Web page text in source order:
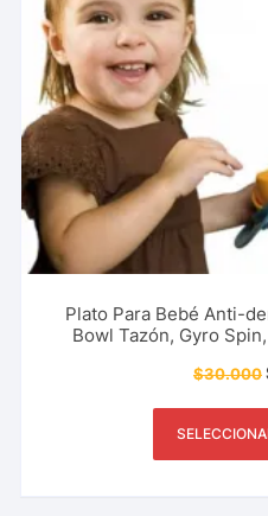
Plato Para Bebé Anti-
Bowl Tazón, Gyro
$30.000